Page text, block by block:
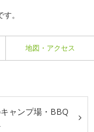
。
地図・アクセス
ャンプ場・BBQ